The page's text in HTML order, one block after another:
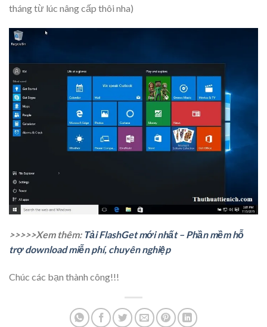
tháng từ lúc nâng cấp thôi nha)
>>>>>Xem thêm: Tải FlashGet mới nhất – Phần mềm hỗ
trợ download miễn phí, chuyên nghiệp
Chúc các bạn thành công!!!